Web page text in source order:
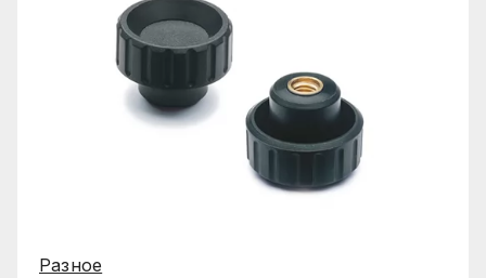
Разное